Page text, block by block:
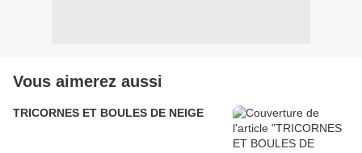
Vous aimerez aussi
TRICORNES ET BOULES DE NEIGE